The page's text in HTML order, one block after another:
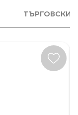
ТЪРГОВСКИ